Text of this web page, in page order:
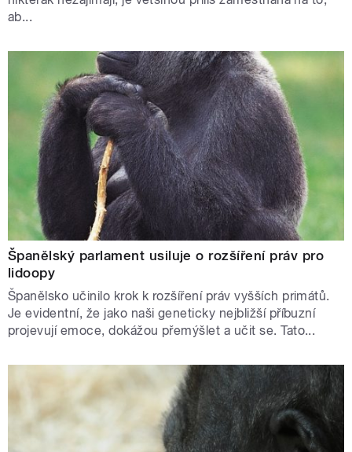
ab...
Španělský parlament usiluje o rozšíření práv pro
lidoopy
Španělsko učinilo krok k rozšíření práv vyšších primátů.
Je evidentní, že jako naši geneticky nejbližší příbuzní
projevují emoce, dokážou přemýšlet a učit se. Tato...